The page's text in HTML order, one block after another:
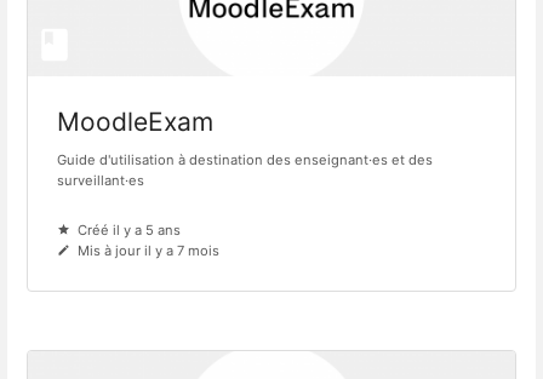
MoodleExam
Guide d'utilisation à destination des enseignant·es et des
surveillant·es
Créé il y a 5 ans
Mis à jour il y a 7 mois